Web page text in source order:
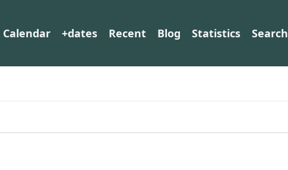
Calendar +dates Recent Blog Statistics Search